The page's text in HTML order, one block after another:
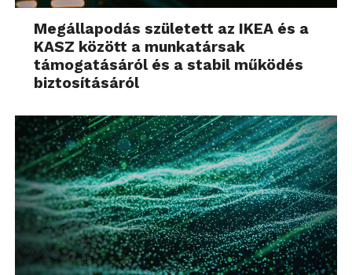
Megállapodás született az IKEA és a
KASZ között a munkatársak
támogatásáról és a stabil működés
biztosításáról